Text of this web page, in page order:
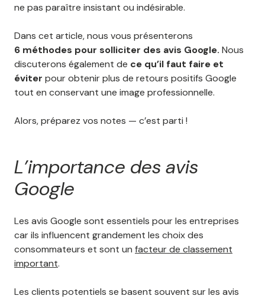
ne pas paraître insistant ou indésirable.
Dans cet article, nous vous présenterons
6 méthodes pour solliciter des avis Google. Nous
discuterons également de ce qu’il faut faire et
éviter pour obtenir plus de retours positifs Google
tout en conservant une image professionnelle.
Alors, préparez vos notes — c’est parti !
L’importance des avis
Google
Les avis Google sont essentiels pour les entreprises
car ils influencent grandement les choix des
consommateurs et sont un facteur de classement
important.
Les clients potentiels se basent souvent sur les avis